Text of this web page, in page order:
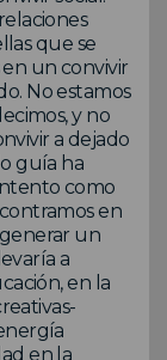
que se
un convivir
No estamos
y no
a dejado
guía ha
como
en
un
a
en la
en la